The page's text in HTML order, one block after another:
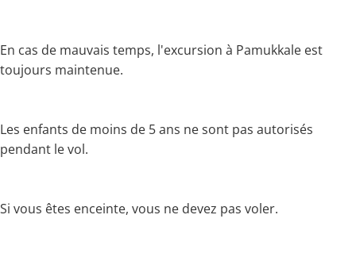
En cas de mauvais temps, l'excursion à Pamukkale est
toujours maintenue.
Les enfants de moins de 5 ans ne sont pas autorisés
pendant le vol.
Si vous êtes enceinte, vous ne devez pas voler.